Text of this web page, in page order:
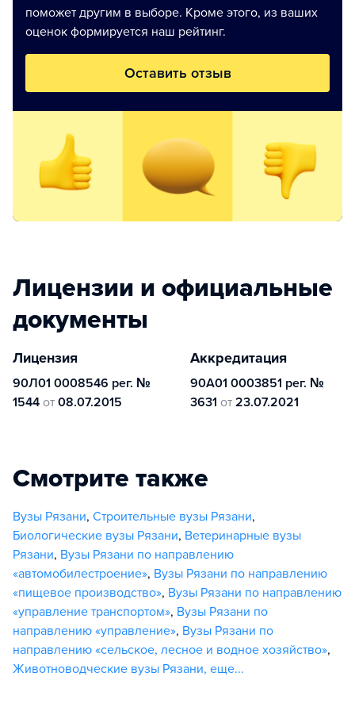
поможет другим в выборе. Кроме этого, из ваших
оценок формируется наш рейтинг.
Оставить отзыв
Лицензии и официальные
документы
Лицензия
90Л01 0008546 рег. №
1544 от 08.07.2015
Аккредитация
90А01 0003851 рег. №
3631 от 23.07.2021
Смотрите также
Вузы Рязани, Строительные вузы Рязани,
Биологические вузы Рязани, Ветеринарные вузы
Рязани, Вузы Рязани по направлению
«автомобилестроение», Вузы Рязани по направлению
«пищевое производство», Вузы Рязани по направлению
«управление транспортом», Вузы Рязани по
направлению «управление», Вузы Рязани по
направлению «сельское, лесное и водное хозяйство»,
Животноводческие вузы Рязани, еще...